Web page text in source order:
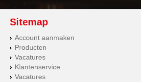
Sitemap
Account aanmaken
Producten
Vacatures
Klantenservice
Vacatures